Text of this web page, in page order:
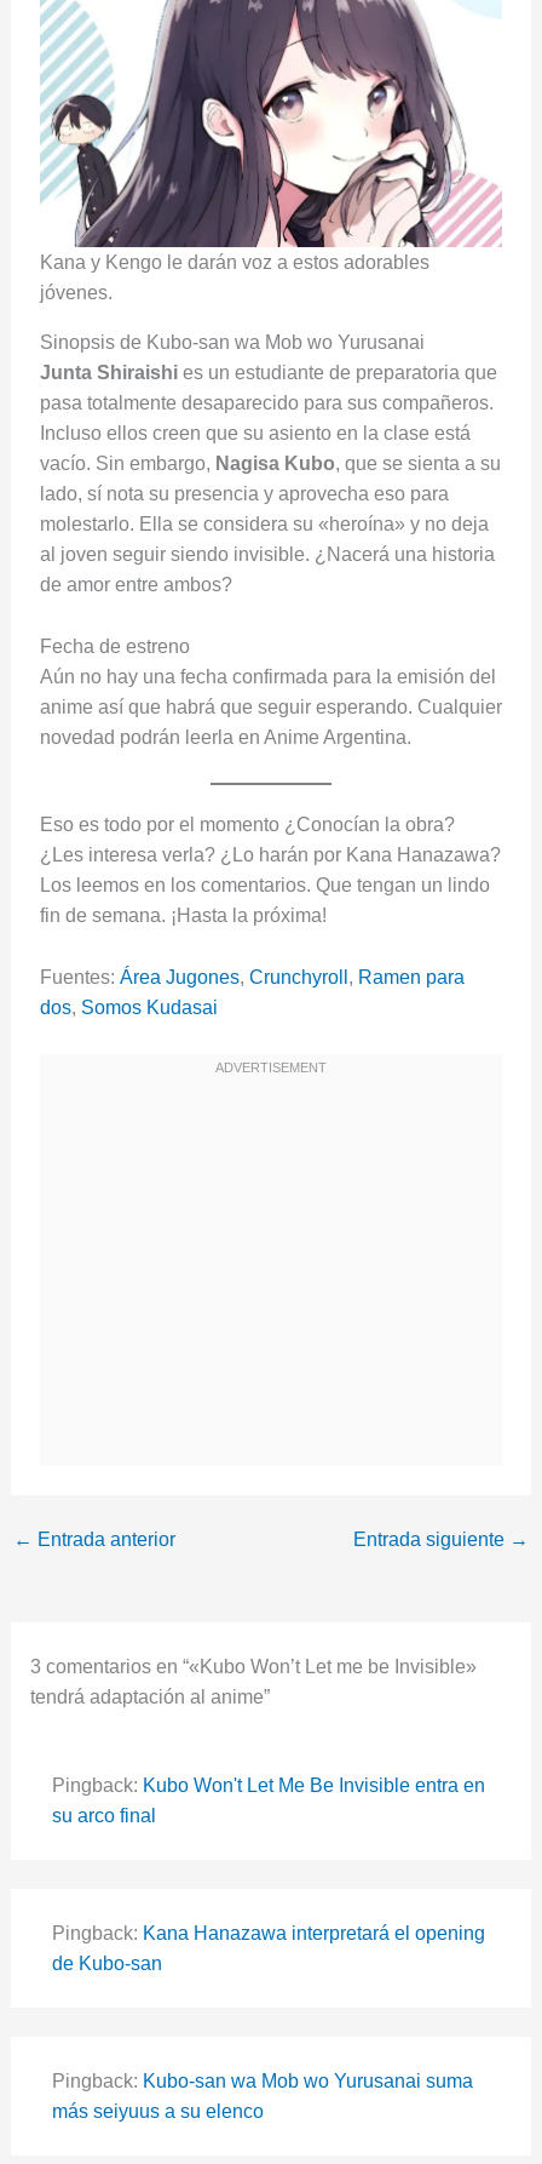
Kana y Kengo le darán voz a estos adorables
jóvenes.
Sinopsis de Kubo-san wa Mob wo Yurusanai
Junta Shiraishies un estudiante de preparatoria que
pasa totalmente desaparecido para sus compañeros.
Incluso ellos creen que su asiento en la clase está
vacío. Sin embargo, Nagisa Kubo, que se sienta a su
lado, sí nota su presencia y aprovecha eso para
molestarlo. Ella se considera su «heroína» y no deja
al joven seguir siendo invisible. ¿Nacerá una historia
de amor entre ambos?
Fecha de estreno
Aún no hay una fecha confirmada para la emisión del
anime así que habrá que seguir esperando. Cualquier
novedad podrán leerla en Anime Argentina.
Eso es todo por el momento ¿Conocían la obra?
¿Les interesa verla? ¿Lo harán por Kana Hanazawa?
Los leemos en los comentarios. Que tengan un lindo
fin de semana. ¡Hasta la próxima!
Fuentes: Área Jugones, Crunchyroll , Ramen para
dos, Somos Kudasai
← Entrada anterior Entrada siguiente →
3 comentarios en “«Kubo Won’t Let me be Invisible»
tendrá adaptación al anime”
Pingback: Kubo Won't Let Me Be Invisible entra en
su arco final
Pingback: Kana Hanazawa interpretará el opening
de Kubo-san
Pingback: Kubo-san wa Mob wo Yurusanai suma
más seiyuus a su elenco